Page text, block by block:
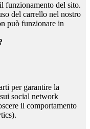
funzionamento del sito.
del carrello nel nostro
può funzionare in
per garantire la
social network
il comportamento